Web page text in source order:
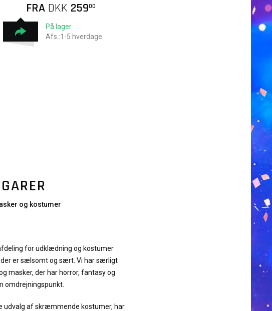
FRA DKK 25900
På lager
Afs.:1-5 hverdage
og kostumer
afdeling for udklædning og kostumer
der er sælsomt og sært. Vi har særligt
masker, der har horror, fantasy og
omdrejningspunkt.
udvalg af skræmmende kostumer, har